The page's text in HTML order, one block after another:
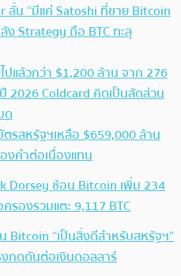
ลั่น “มีแค่ Satoshi ที่ขาย Bitcoin
Strategy ถือ BTC ทะลุ
ปแล้วกว่า $1,200 ล้าน จาก 276
2026 Coldcard คิดเป็นสัดส่วน
ด
รสหรัฐฯเหลือ $659,000 ล้าน
งคำต่อเนื่องแทน
Dorsey ช้อน Bitcoin เพิ่ม 234
รองรวมแตะ 9,117 BTC
Bitcoin “เป็นสิ่งดีสำหรับสหรัฐฯ”
งกดดันต่อเงินดอลลาร์